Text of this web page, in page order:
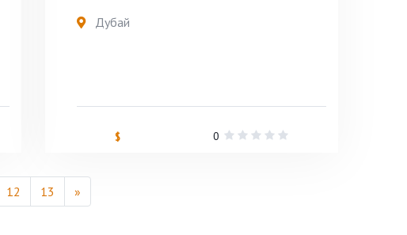
Дубай
$ 0
12 13 »